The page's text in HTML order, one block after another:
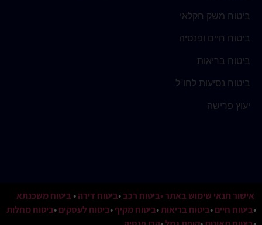
ביטוח משק חקלאי
ביטוח חיים ופנסיה
ביטוח בריאות
ביטוח נסיעות לחו"ל
יעוץ פרישה
אישור תנאי שימוש באתר•ביטוח רכב•ביטוח דירה•ביטוח משכנתא
•ביטוח חיים•ביטוח בריאות•ביטוח מקיף•ביטוח לעסקים•ביטוח מחלות